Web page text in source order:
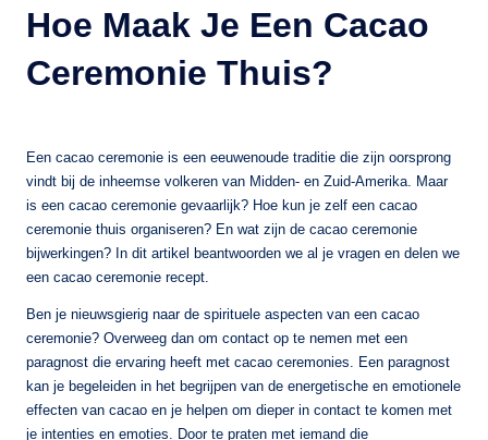
Hoe Maak Je Een Cacao
Ceremonie Thuis?
Een cacao ceremonie is een eeuwenoude traditie die zijn oorsprong
vindt bij de inheemse volkeren van Midden- en Zuid-Amerika. Maar
is een cacao ceremonie gevaarlijk? Hoe kun je zelf een cacao
ceremonie thuis organiseren? En wat zijn de cacao ceremonie
bijwerkingen? In dit artikel beantwoorden we al je vragen en delen we
een cacao ceremonie recept.
Ben je nieuwsgierig naar de spirituele aspecten van een cacao
ceremonie? Overweeg dan om contact op te nemen met een
paragnost die ervaring heeft met cacao ceremonies. Een paragnost
kan je begeleiden in het begrijpen van de energetische en emotionele
effecten van cacao en je helpen om dieper in contact te komen met
je intenties en emoties. Door te praten met iemand die